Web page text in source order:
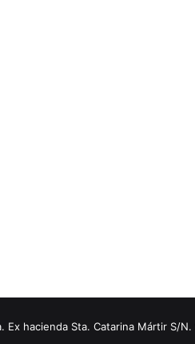
hacienda Sta. Catarina Mártir S/